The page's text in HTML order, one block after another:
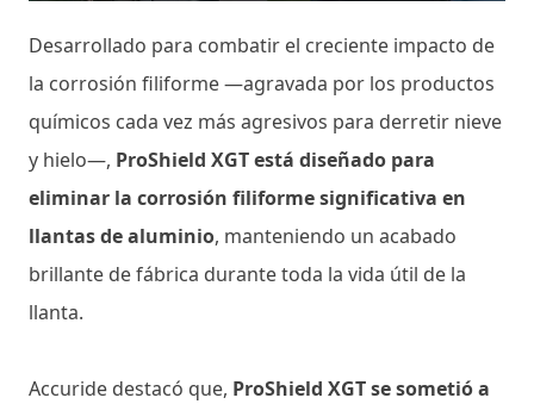
Desarrollado para combatir el creciente impacto de
la corrosión filiforme —agravada por los productos
químicos cada vez más agresivos para derretir nieve
y hielo—, ProShield XGT está diseñado para
eliminar la corrosión filiforme significativa en
llantas de aluminio, manteniendo un acabado
brillante de fábrica durante toda la vida útil de la
llanta.
Accuride destacó que, ProShield XGT se sometió a